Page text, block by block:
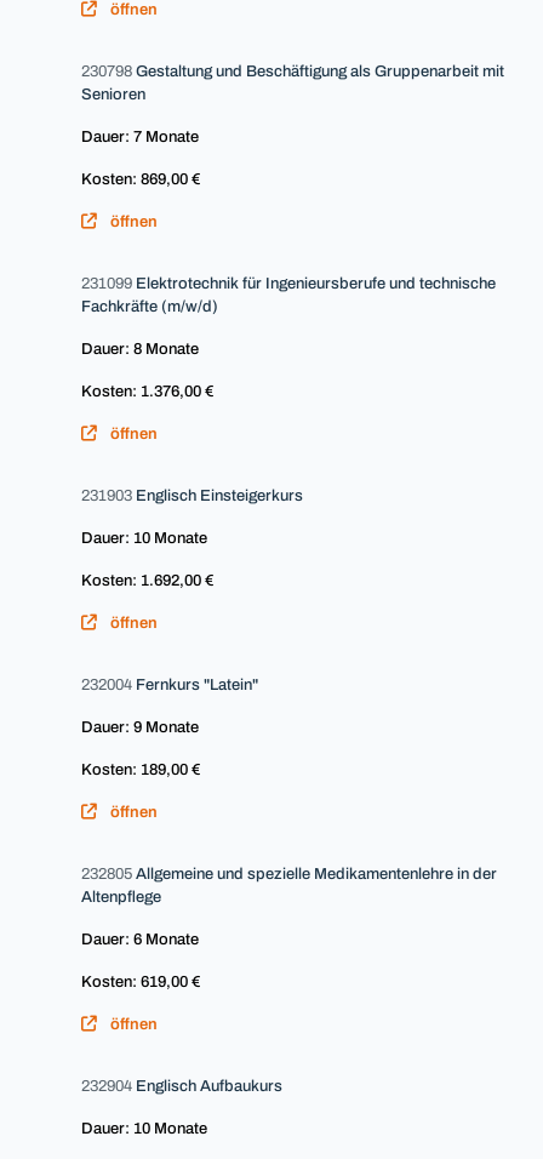
öffnen
230798 Gestaltung und Beschäftigung als Gruppenarbeit mit
Senioren
Dauer: 7 Monate
Kosten: 869,00 €
öffnen
231099 Elektrotechnik für Ingenieursberufe und technische
Fachkräfte (m/w/d)
Dauer: 8 Monate
Kosten: 1.376,00 €
öffnen
231903 Englisch Einsteigerkurs
Dauer: 10 Monate
Kosten: 1.692,00 €
öffnen
232004 Fernkurs "Latein"
Dauer: 9 Monate
Kosten: 189,00 €
öffnen
232805 Allgemeine und spezielle Medikamentenlehre in der
Altenpflege
Dauer: 6 Monate
Kosten: 619,00 €
öffnen
232904 Englisch Aufbaukurs
Dauer: 10 Monate